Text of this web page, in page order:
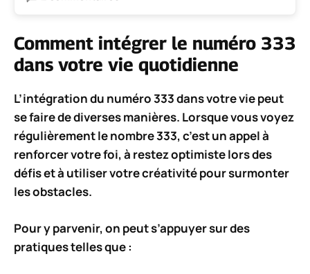
Comment intégrer le numéro 333
dans votre vie quotidienne
L’intégration du numéro333dans votre vie peut
se faire de diverses manières. Lorsque vous voyez
régulièrement le nombre 333, c’est un appel à
renforcer votrefoi, à restez optimistelors des
défis et à utiliser votrecréativitépour surmonter
les obstacles.
Pour y parvenir, on peut s’appuyer sur des
pratiques telles que :